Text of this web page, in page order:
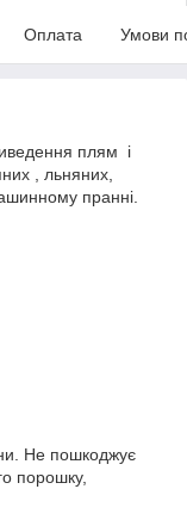
Оплата Умови
плям і
, льняних,
пранні.
Не пошкоджує
порошку,